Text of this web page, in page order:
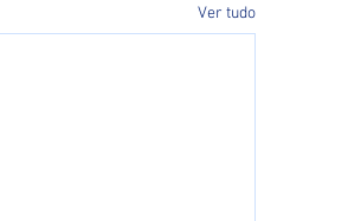
Ver tudo